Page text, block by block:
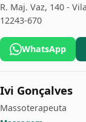
R. Maj. Vaz, 140 -
12243-670
WhatsApp
Ivi Gonçalves
Massoterapeuta